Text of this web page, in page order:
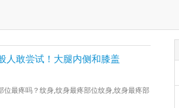
人敢尝试！大腿内侧和膝盖
最疼吗？纹身,纹身最疼部位纹身,纹身最疼部